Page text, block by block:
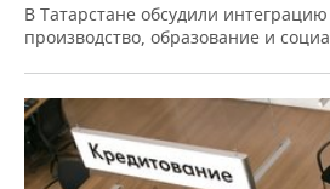
В Татарстане обсудили
производство, образование и